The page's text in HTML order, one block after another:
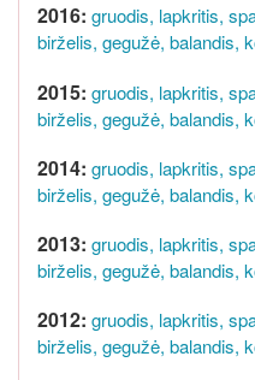
2016: gruodis, lapkritis,
birželis, gegužė, balandis,
2015: gruodis, lapkritis,
birželis, gegužė, balandis,
2014: gruodis, lapkritis,
birželis, gegužė, balandis,
2013: gruodis, lapkritis,
birželis, gegužė, balandis,
2012: gruodis, lapkritis,
birželis, gegužė, balandis,